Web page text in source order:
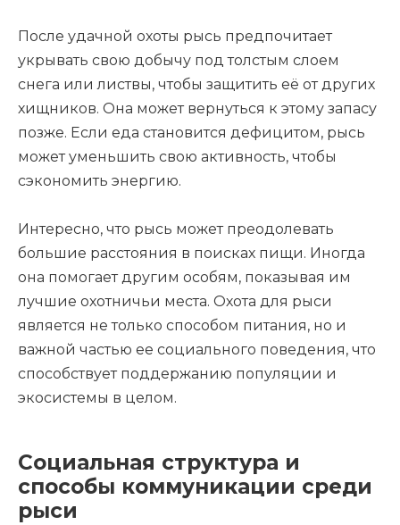
После удачной охоты рысь предпочитает
укрывать свою добычу под толстым слоем
снега или листвы, чтобы защитить её от других
хищников. Она может вернуться к этому запасу
позже. Если еда становится дефицитом, рысь
может уменьшить свою активность, чтобы
сэкономить энергию.
Интересно, что рысь может преодолевать
большие расстояния в поисках пищи. Иногда
она помогает другим особям, показывая им
лучшие охотничьи места. Охота для рыси
является не только способом питания, но и
важной частью ее социального поведения, что
способствует поддержанию популяции и
экосистемы в целом.
Социальная структура и
способы коммуникации среди
рыси